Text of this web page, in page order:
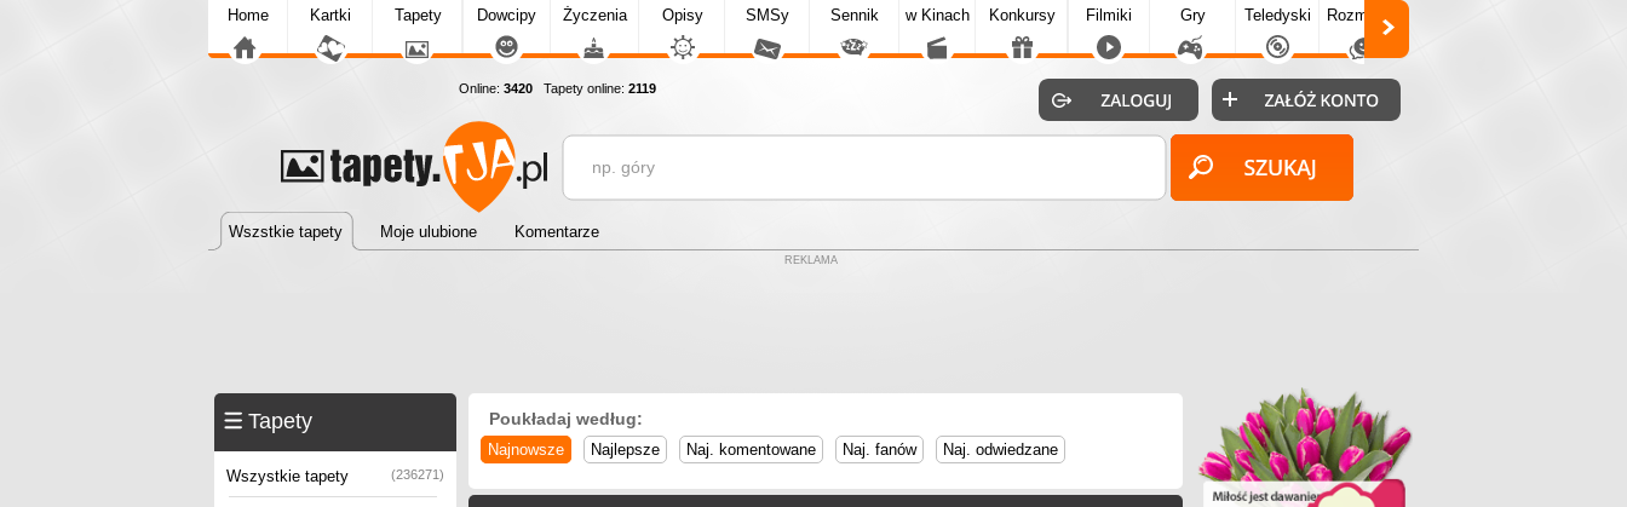
Home Kartki Tapety Dowcipy Życzenia Opisy SMSy Sennik w Kinach Konkursy Filmiki Gry Teledyski Rozmówki
Online: 3420 Tapety online: 2119
Wszstkie tapety Moje ulubione Komentarze
REKLAMA
Tapety
Wszystkie tapety (236271)
Poukładaj według:
Najnowsze Najlepsze Naj. komentowane Naj. fanów Naj. odwiedzane